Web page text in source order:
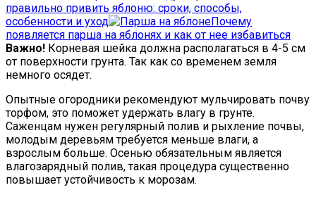
правильно привить яблоню: сроки, способы,
особенности и уход
Почему
появляется парша на яблонях и как от нее избавиться
Важно! Корневая шейка должна располагаться в 4-5 см
от поверхности грунта. Так как со временем земля
немного осядет.
Опытные огородники рекомендуют мульчировать почву
торфом, это поможет удержать влагу в грунте.
Саженцам нужен регулярный полив и рыхление почвы,
молодым деревьям требуется меньше влаги, а
взрослым больше. Осенью обязательным является
влагозарядный полив, такая процедура существенно
повышает устойчивость к морозам.